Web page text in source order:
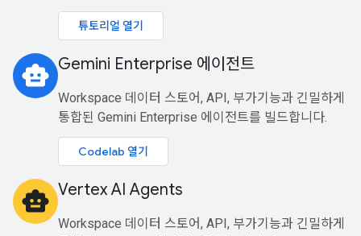
튜토리얼 열기
smart_toy Gemini Enterprise 에이전트
Workspace 데이터 스토어, API, 부가기능과 긴밀하게
통합된 Gemini Enterprise 에이전트를 빌드합니다.
Codelab 열기
smart_toy Vertex AI Agents
Workspace 데이터 스토어, API, 부가기능과 긴밀하게